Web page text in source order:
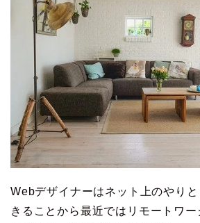
Webデザイナーはネット上のやり
きることから最近ではリモートワ